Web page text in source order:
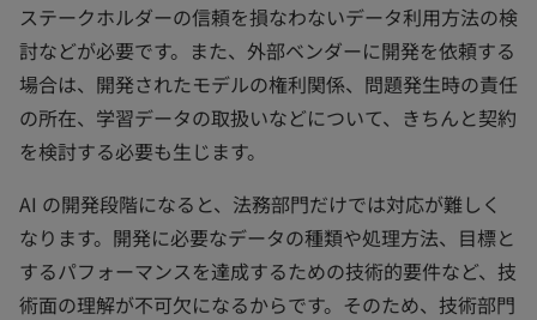
ステークホルダーの信頼を損なわないデータ利用方法の検
討などが必要です。また、外部ベンダーに開発を依頼する
場合は、開発されたモデルの権利関係、問題発生時の責任
の所在、学習データの取扱いなどについて、きちんと契約
を検討する必要も生じます。
AI の開発段階になると、法務部門だけでは対応が難しく
なります。開発に必要なデータの種類や処理方法、目標と
するパフォーマンスを達成するための技術的要件など、技
術面の理解が不可欠になるからです。そのため、技術部門